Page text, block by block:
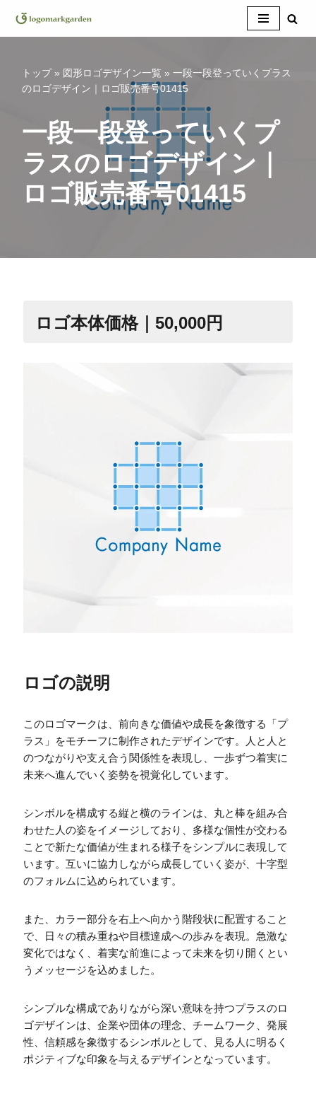
コ
トップ» 図形ロゴデザイン一覧 » 一段一段登っていくプラス
のロゴデザイン｜ロゴ販売番号01415
一段一段登っていくプ
ラスのロゴデザイン｜
ロゴ販売番号01415
ロゴ本体価格｜50,000円
ロゴの説明
このロゴマークは、前向きな価値や成長を象徴する「プ
ラス」をモチーフに制作されたデザインです。人と人と
のつながりや支え合う関係性を表現し、一歩ずつ着実に
未来へ進んでいく姿勢を視覚化しています。
シンボルを構成する縦と横のラインは、丸と棒を組み合
わせた人の姿をイメージしており、多様な個性が交わる
ことで新たな価値が生まれる様子をシンプルに表現して
います。互いに協力しながら成長していく姿が、十字型
のフォルムに込められています。
また、カラー部分を右上へ向かう階段状に配置すること
で、日々の積み重ねや目標達成への歩みを表現。急激な
変化ではなく、着実な前進によって未来を切り開くとい
うメッセージを込めました。
シンプルな構成でありながら深い意味を持つプラスのロ
ゴデザインは、企業や団体の理念、チームワーク、発展
性、信頼感を象徴するシンボルとして、見る人に明るく
ポジティブな印象を与えるデザインとなっています。